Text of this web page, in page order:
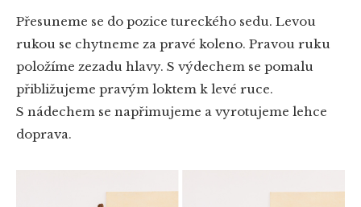
Přesuneme se do pozice tureckého sedu. Levou
rukou se chytneme za pravé koleno. Pravou ruku
položíme zezadu hlavy. S výdechem se pomalu
přibližujeme pravým loktem k levé ruce.
S nádechem se napřimujeme a vyrotujeme lehce
doprava.